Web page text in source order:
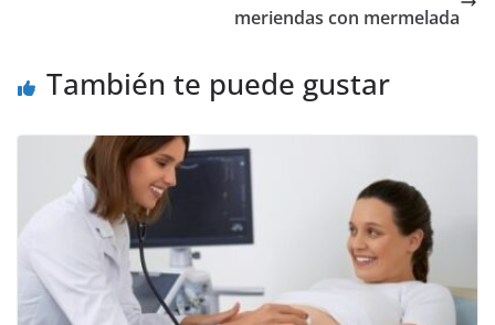
meriendas con mermelada
También te puede gustar